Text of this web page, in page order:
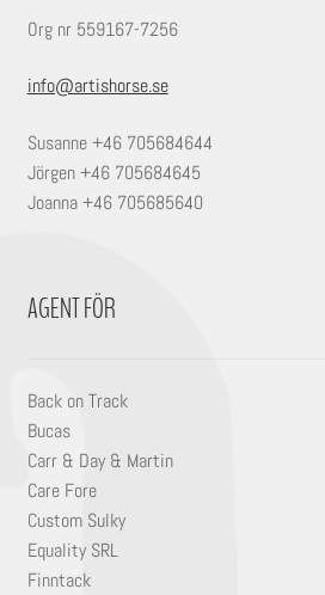
Org nr 559167-7256
info@artishorse.se
Susanne +46 705684644
Jörgen +46 705684645
Joanna +46 705685640
AGENT FÖR
Back on Track
Bucas
Carr & Day & Martin
Care Fore
Custom Sulky
Equality SRL
Finntack